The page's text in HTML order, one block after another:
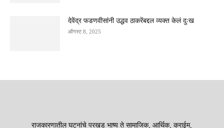
देवेंद्र फडणवीसांनी उद्धव ठाकरेंबद्दल व्यक्त केलं दुःख
ऑगस्ट 8, 2025
राजकारणातील घटनांचे परखड भाष्य ते सामाजिक, आर्थिक, क्राईम,